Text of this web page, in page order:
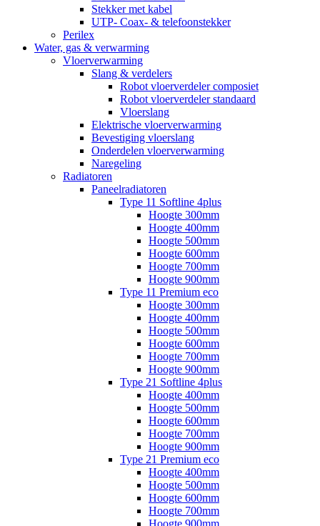
Stekker met kabel
UTP- Coax- & telefoonstekker
Perilex
Water, gas & verwarming
Vloerverwarming
Slang & verdelers
Robot vloerverdeler composiet
Robot vloerverdeler standaard
Vloerslang
Elektrische vloerverwarming
Bevestiging vloerslang
Onderdelen vloerverwarming
Naregeling
Radiatoren
Paneelradiatoren
Type 11 Softline 4plus
Hoogte 300mm
Hoogte 400mm
Hoogte 500mm
Hoogte 600mm
Hoogte 700mm
Hoogte 900mm
Type 11 Premium eco
Hoogte 300mm
Hoogte 400mm
Hoogte 500mm
Hoogte 600mm
Hoogte 700mm
Hoogte 900mm
Type 21 Softline 4plus
Hoogte 400mm
Hoogte 500mm
Hoogte 600mm
Hoogte 700mm
Hoogte 900mm
Type 21 Premium eco
Hoogte 400mm
Hoogte 500mm
Hoogte 600mm
Hoogte 700mm
Hoogte 900mm